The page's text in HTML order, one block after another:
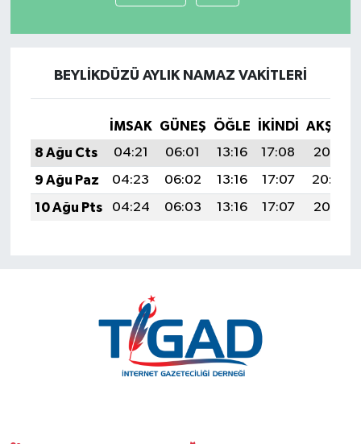
BEYLIKDÜZÜ AYLIK NAMAZ VAKITLERI
İMSAK GÜNEŞ ÖĞLE İKINDI
AKŞAM
8 Ağu Cts
04:21 06:01 13:16 17:08
20:21
9 Ağu Paz
04:23 06:02 13:16 17:07
20:20
10 Ağu Pts
04:24 06:03 13:16 17:07 20:18